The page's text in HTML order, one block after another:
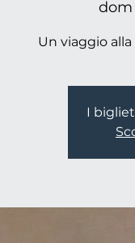
dom
Un viaggio
I